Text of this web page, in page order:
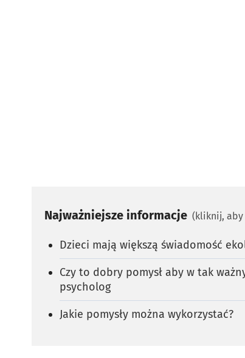
Najważniejsze informacje (kliknij, aby
Dzieci mają większą świadomość
Czy to dobry pomysł aby w tak
psycholog
Jakie pomysły można wykorzystać?